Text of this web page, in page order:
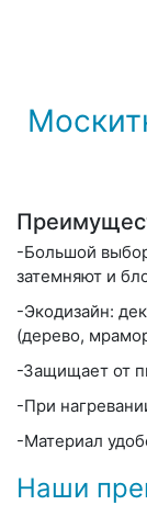
-Большой
затемняют и
-Экодизайн:
(дерево,
-Защищает от
-При
-Материал
Наши